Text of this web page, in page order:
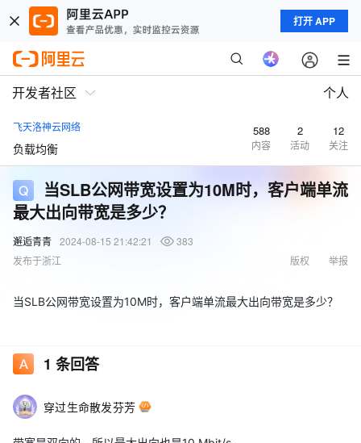
打开 APP
开发者社区 个人
飞天洛神云网络
负载均衡
588
内容
2
活动
12
关注
当SLB公网带宽设置为10M时，客户端单流
最大出向带宽是多少？
邂逅青青 2024-08-15 21:42:21
383
发布于浙江
举报
版权
当SLB公网带宽设置为10M时，客户端单流最大出向带宽是多少？
1 条回答
穿过生命散发芬芳